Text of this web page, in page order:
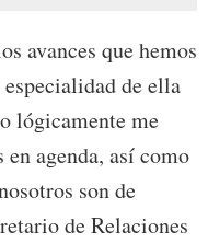
avances que hemos
de ella
lógicamente me
agenda, así como
son de
de Relaciones